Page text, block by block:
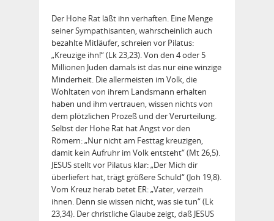
Der Hohe Rat läßt ihn verhaften. Eine Menge
seiner Sympathisanten, wahrscheinlich auch
bezahlte Mitläufer, schreien vor Pilatus:
„Kreuzige ihn!“ (Lk 23,23). Von den 4 oder 5
Millionen Juden damals ist das nur eine winzige
Minderheit. Die allermeisten im Volk, die
Wohltaten von ihrem Landsmann erhalten
haben und ihm vertrauen, wissen nichts von
dem plötzlichen Prozeß und der Verurteilung.
Selbst der Hohe Rat hat Angst vor den
Römern: „Nur nicht am Festtag kreuzigen,
damit kein Aufruhr im Volk entsteht“ (Mt 26,5).
JESUS stellt vor Pilatus klar: „Der Mich dir
überliefert hat, trägt größere Schuld“ (Joh 19,8).
Vom Kreuz herab betet ER: „Vater, verzeih
ihnen. Denn sie wissen nicht, was sie tun“ (Lk
23,34). Der christliche Glaube zeigt, daß JESUS